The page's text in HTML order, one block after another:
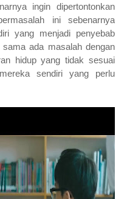
ingin dipertontonkan
ini sebenarnya
yang menjadi penyebab
ada masalah dengan
hidup yang tidak sesuai
sendiri yang perlu